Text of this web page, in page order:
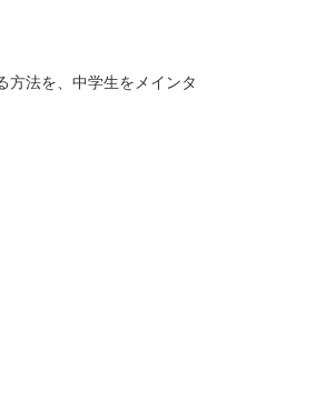
方法を、中学生をメインタ